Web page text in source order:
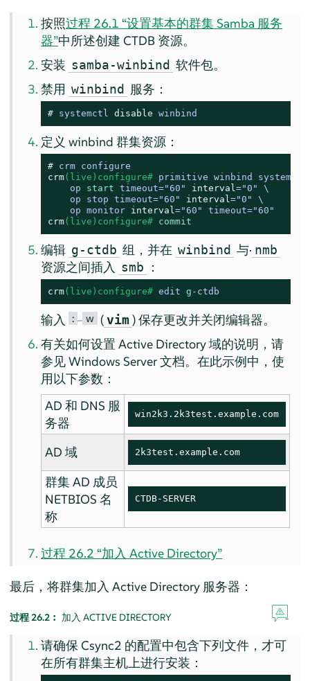
按照过程 26.1 “设置基本的群集 Samba 服务
器”中所述创建 CTDB 资源。
安装 samba-winbind 软件包。
禁用 winbind 服务：
# systemctl disable winbind
定义 winbind 群集资源：
# crm configure
crm(live)configure# primitive winbind
    op
start timeout="60" interval="0" \
    op stop timeout
="60" interval="0" \
    op monitor
interval="60" timeout="60"
crm(live)configure# commit
编辑 g-ctdb 组，并在 winbind 与· nmb
资源之间插入 smb ：
crm(live)configure# edit g -ctdb
输入 : – w (vim) 保存更改并关闭编辑器。
有关如何设置 Active Directory 域的说明，请
参见 Windows Server 文档。在此示例中，使
用以下参数：
AD 和 DNS 服
务器
win2k3.2k3test.example.com
AD 域 2k3test.example.com
群集 AD 成员
NETBIOS 名
称
CTDB-SERVER
过程 26.2 “加入 Active Directory”
最后，将群集加入 Active Directory 服务器：
过程 26.2︰ 加入 ACTIVE DIRECTORY
请确保 Csync2 的配置中包含下列文件，才可
在所有群集主机上进行安装：